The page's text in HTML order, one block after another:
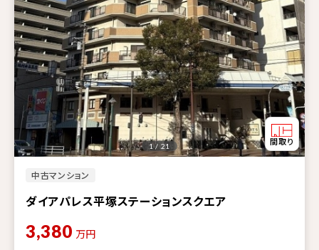
中古マンション
ダイアパレス平塚ステーションスクエア
1 / 21
3,380 万円